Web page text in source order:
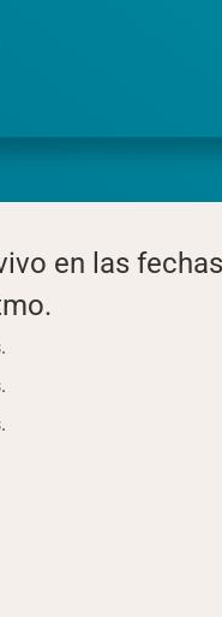
en las